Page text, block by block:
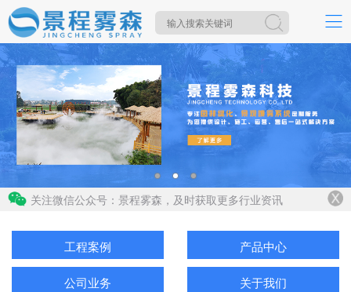
关注微信公众号：景程雾森，及时获取更多行业资讯
工程案例 产品中心
公司业务 关于我们